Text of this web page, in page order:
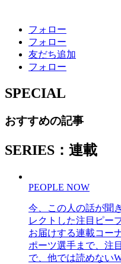
フォロー
フォロー
友だち追加
フォロー
SPECIAL
おすすめの記事
SERIES：連載
PEOPLE NOW
今、この人の話が聞
レクトした注目ピー
お届けする連載コー
ポーツ選手まで、注
で、他では読めない